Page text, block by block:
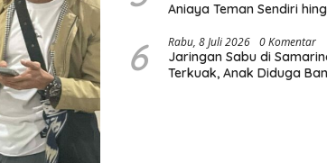
Aniaya Teman Sendiri
6 Rabu, 8 Juli 2026 0 Komentar
Jaringan Sabu di
Terkuak, Anak Diduga